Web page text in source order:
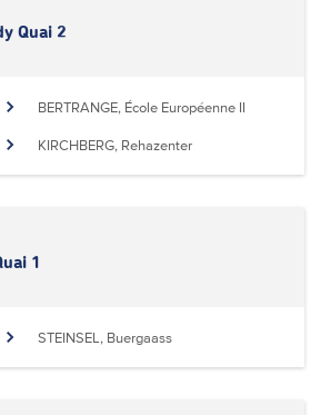
Quai 2
BERTRANGE, École Européenne II
KIRCHBERG, Rehazenter
1
STEINSEL, Buergaass